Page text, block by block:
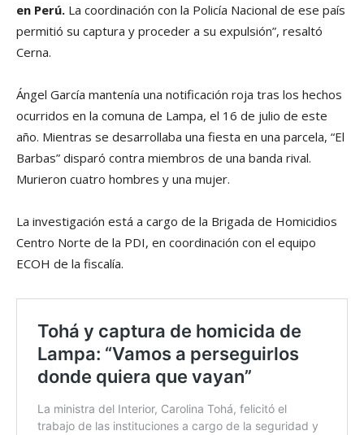
en Perú. La coordinación con la Policía Nacional de ese país
permitió su captura y proceder a su expulsión”, resaltó
Cerna.
Ángel García mantenía una notificación roja tras los hechos
ocurridos en la comuna de Lampa, el 16 de julio de este
año. Mientras se desarrollaba una fiesta en una parcela, “El
Barbas” disparó contra miembros de una banda rival.
Murieron cuatro hombres y una mujer.
La investigación está a cargo de la Brigada de Homicidios
Centro Norte de la PDI, en coordinación con el equipo
ECOH de la fiscalía.